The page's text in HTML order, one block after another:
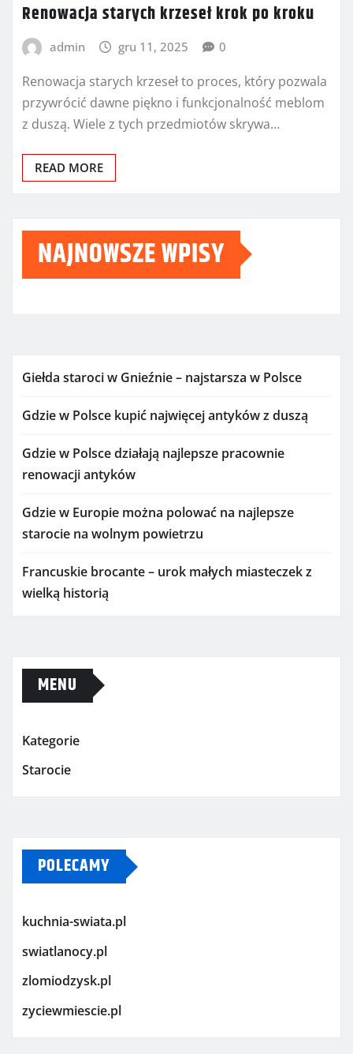
Renowacja starych krzeseł krok po kroku
admin gru 11, 2025 0
Renowacja starych krzeseł to proces, który pozwala
przywrócić dawne piękno i funkcjonalność meblom
z duszą. Wiele z tych przedmiotów skrywa…
READ MORE
NAJNOWSZE WPISY
Giełda staroci w Gnieźnie – najstarsza w Polsce
Gdzie w Polsce kupić najwięcej antyków z duszą
Gdzie w Polsce działają najlepsze pracownie
renowacji antyków
Gdzie w Europie można polować na najlepsze
starocie na wolnym powietrzu
Francuskie brocante – urok małych miasteczek z
wielką historią
MENU
Kategorie
Starocie
POLECAMY
kuchnia-swiata.pl
swiatlanocy.pl
zlomiodzysk.pl
zyciewmiescie.pl